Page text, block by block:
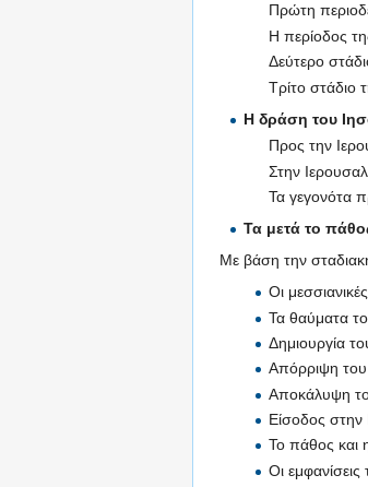
Πρώτη
Η περίοδος
Δεύτερο
Τρίτο στάδιο
Η δράση του
Προς την
Στην
Τα γεγονότα
Τα μετά το
Με βάση την
Οι
Τα θαύματα
Δημιουργία
Απόρριψη του
Αποκάλυψη
Είσοδος στην
Το πάθος και
Οι